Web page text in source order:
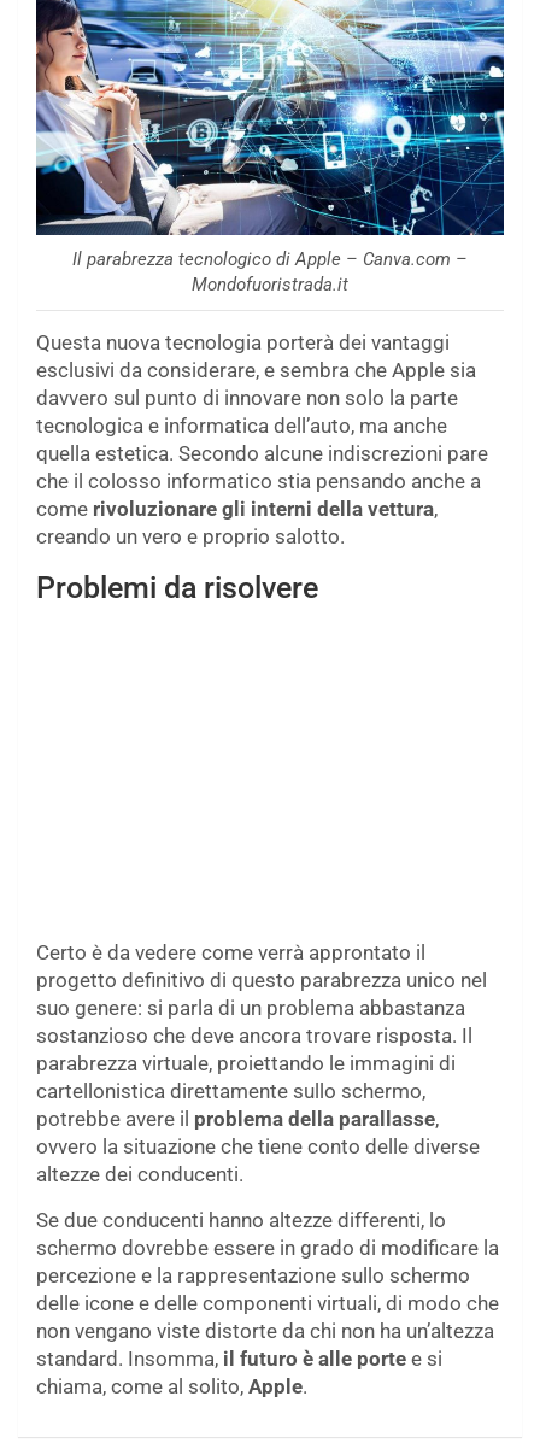
Il parabrezza tecnologico di Apple – Canva.com –
Mondofuoristrada.it
Questa nuova tecnologia porterà dei vantaggi
esclusivi da considerare, e sembra che Apple sia
davvero sul punto di innovare non solo la parte
tecnologica e informatica dell’auto, ma anche
quella estetica. Secondo alcune indiscrezioni pare
che il colosso informatico stia pensando anche a
come rivoluzionare gli interni della vettura,
creando un vero e proprio salotto.
Problemi da risolvere
Certo è da vedere come verrà approntato il
progetto definitivo di questo parabrezza unico nel
suo genere: si parla di un problema abbastanza
sostanzioso che deve ancora trovare risposta. Il
parabrezza virtuale, proiettando le immagini di
cartellonistica direttamente sullo schermo,
potrebbe avere il problema della parallasse,
ovvero la situazione che tiene conto delle diverse
altezze dei conducenti.
Se due conducenti hanno altezze differenti, lo
schermo dovrebbe essere in grado di modificare la
percezione e la rappresentazione sullo schermo
delle icone e delle componenti virtuali, di modo che
non vengano viste distorte da chi non ha un’altezza
standard. Insomma, il futuro è alle porte e si
chiama, come al solito, Apple.